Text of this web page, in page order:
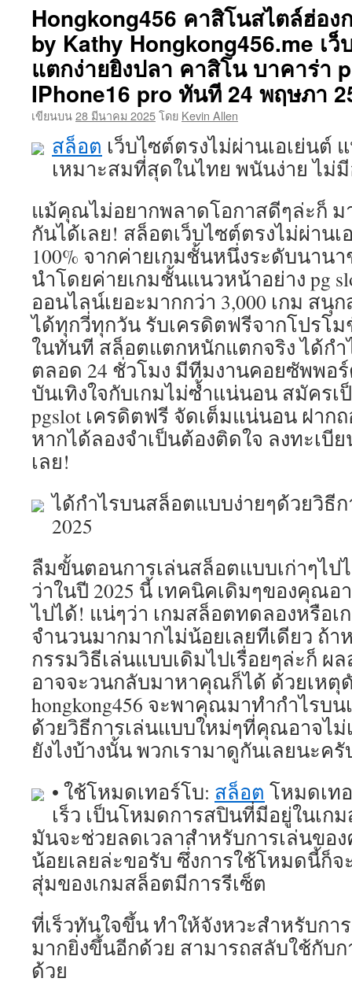
Hongkong456 คาสิโนสไตล์ฮ่อง
by Kathy Hongkong456.me เ
แตกง่ายยิงปลา คาสิโน บาคาร่า
IPhone16 pro ทันที 24 พฤษภา
เขียนบน28 มีนาคม 2025โดย Kevin Allen
สล็อต เว็บไซต์ตรงไม่ผ่านเอเย่นต์
เหมาะสมที่สุดในไทย พนันง่าย ไม่
แม้คุณไม่อยากพลาดโอกาสดีๆล่ะก็ มา
กันได้เลย! สล็อตเว็บไซต์ตรงไม่ผ่านเ
100% จากค่ายเกมชั้นหนึ่งระดับนาน
นำโดยค่ายเกมชั้นแนวหน้าอย่าง pg
ออนไลน์เยอะมากกว่า 3,000 เกม สนุ
ได้ทุกวี่ทุกวัน รับเครดิตฟรีจากโปรโ
ในทันที สล็อตแตกหนักแตกจริง ได้ก
ตลอด 24 ชั่วโมง มีทีมงานคอยซัพพอ
บันเทิงใจกับเกมไม่ซ้ำแน่นอน สมัครเ
pgslot เครดิตฟรี จัดเต็มแน่นอน ฝาก
หากได้ลองจำเป็นต้องติดใจ ลงทะเบี
เลย!
ได้กำไรบนสล็อตแบบง่ายๆด้วยวิธีก
2025
ลืมขั้นตอนการเล่นสล็อตแบบเก่าๆไป
ว่าในปี 2025 นี้ เทคนิคเดิมๆของคุณอ
ไปได้! แน่ๆว่า เกมสล็อตทดลองหรือเ
จำนวนมากมากไม่น้อยเลยทีเดียว ถ้
กรรมวิธีเล่นแบบเดิมไปเรื่อยๆล่ะก็ ผ
อาจจะวนกลับมาหาคุณก็ได้ ด้วยเหตุ
hongkong456 จะพาคุณมาทำกำไรบ
ด้วยวิธีการเล่นแบบใหม่ๆที่คุณอาจไม่
ยังไงบ้างนั้น พวกเรามาดูกันเลยนะค
• ใช้โหมดเทอร์โบ: สล็อต โหมดเท
เร็ว เป็นโหมดการสปินที่มีอยู่ในเก
มันจะช่วยลดเวลาสำหรับการเล่นขอ
น้อยเลยล่ะขอรับ ซึ่งการใช้โหมดนี้ก็
สุ่มของเกมสล็อตมีการรีเซ็ต
ที่เร็วทันใจขึ้น ทำให้จังหวะสำหรับก
มากยิ่งขึ้นอีกด้วย สามารถสลับใช้กับ
ด้วย